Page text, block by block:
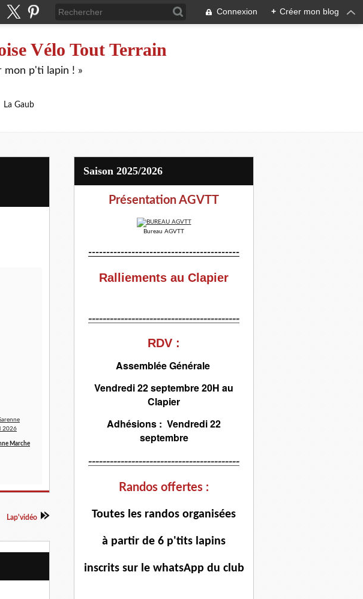
Connexion + Créer mon blog
Vélo Tout Terrain
mon p'ti lapin ! »
La Gaub
Marche
Lap'vidéo
Saison 2025/2026
Présentation AGVTT
Bureau AGVTT
------------------------------------------
Ralliements au Clapier
------------------------------------------
RDV :
Assemblée Générale
Vendredi 22 septembre 20H au
Clapier
Adhésions : Vendredi 22
septembre
------------------------------------------
Randos offertes :
Toutes les randos organisées
à partir de 6 p'tits lapins
inscrits sur le whatsApp du club